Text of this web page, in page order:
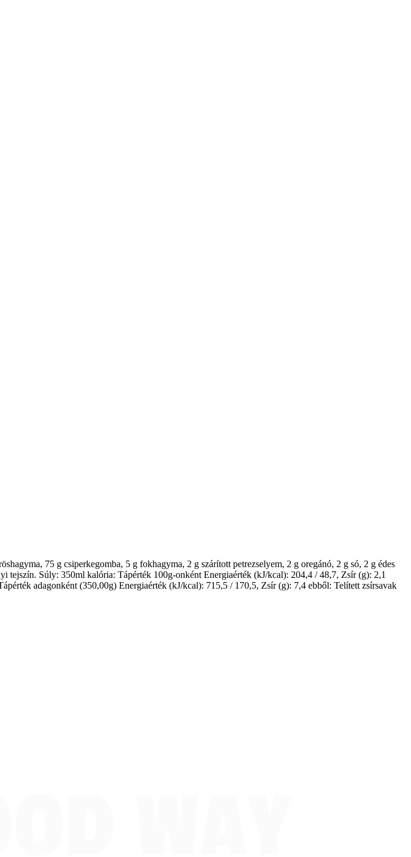
75 g csiperkegomba, 5 g fokhagyma, 2 g szárított petrezselyem, 2 g oregánó, 2 g só, 2 g édes
Súly: 350ml kalória: Tápérték 100g-onként Energiaérték (kJ/kcal): 204,4 / 48,7, Zsír (g): 2,1
adagonként (350,00g) Energiaérték (kJ/kcal): 715,5 / 170,5, Zsír (g): 7,4 ebből: Telített zsírsavak